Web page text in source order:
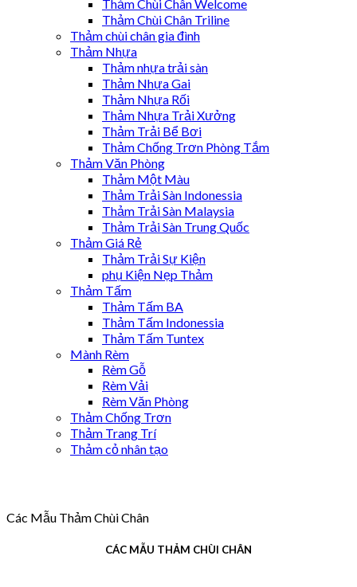
Thảm Chùi Chân Welcome
Thảm Chùi Chân Triline
Thảm chùi chân gia đình
Thảm Nhựa
Thảm nhựa trải sàn
Thảm Nhựa Gai
Thảm Nhựa Rối
Thảm Nhựa Trải Xưởng
Thảm Trải Bể Bơi
Thảm Chống Trơn Phòng Tắm
Thảm Văn Phòng
Thảm Một Màu
Thảm Trải Sàn Indonessia
Thảm Trải Sàn Malaysia
Thảm Trải Sàn Trung Quốc
Thảm Giá Rẻ
Thảm Trải Sự Kiện
phụ Kiện Nẹp Thảm
Thảm Tấm
Thảm Tấm BA
Thảm Tấm Indonessia
Thảm Tấm Tuntex
Mành Rèm
Rèm Gỗ
Rèm Vải
Rèm Văn Phòng
Thảm Chống Trơn
Thảm Trang Trí
Thảm cỏ nhân tạo
Các Mẫu Thảm Chùi Chân
CÁC MẪU THẢM CHÙI CHÂN